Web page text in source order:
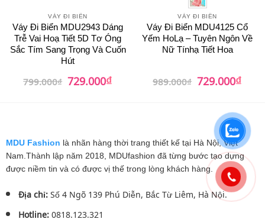
VÁY ĐI BIỂN
Váy Đi Biển MDU2943 Dáng
Trễ Vai Hoạ Tiết 5D Tơ Óng
Sắc Tím Sang Trọng Và Cuốn
Hút
799.000₫ Giá
gốc
729.000₫Giá
hiện
VÁY ĐI BIỂN
Váy Đi Biển MDU4125 Cổ
Yếm HoLạ – Tuyên Ngôn Về
Nữ Tínhạ Tiết Hoa
989.000₫ Giá
gốc
729.000₫Giá
hiện
MDU Fashion là nhãn hàng thời trang thiết kế tại Hà Nội, Việt
Nam.Thành lập năm 2018, MDUfashion đã từng bước tạo dựng
được niềm tin và có được vị thế trong lòng khách hàng.
Địa chỉ:Số 4 Ngõ 139 Phú Diễn, Bắc Từ Liêm, Hà Nội.
Hotline:0818.123.321